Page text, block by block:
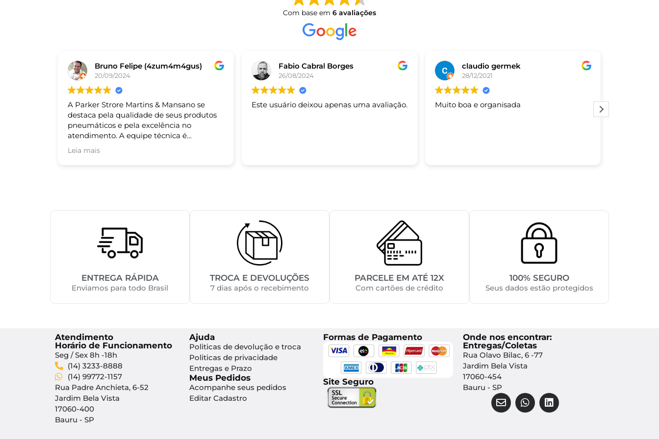
Com base em 6 avaliações
Bruno Felipe (4zum4m4gus)
20/09/2024
A Parker Strore Martins & Mansano se
destaca pela qualidade de seus produtos
pneumáticos e pela excelência no
atendimento. A equipe técnica é
altamente qualificada e sempre pronta
para auxiliar nas necessidades dos clientes.
Leia mais
Fabio Cabral Borges
26/08/2024
Este usuário deixou apenas uma avaliação.
claudio germek
28/12/2021
Muito boa e organisada
ENTREGA RÁPIDA
Enviamos para todo Brasil
TROCA E DEVOLUÇÕES
7 dias após o recebimento
PARCELE EM ATÉ 12X
Com cartões de crédito
100% SEGURO
Seus dados estão protegidos
Atendimento
Horário de Funcionamento
Seg / Sex 8h -18h
(14) 3233-8888
(14) 99772-1157
Rua Padre Anchieta, 6-52
Jardim Bela Vista
17060-400
Bauru - SP
Ajuda
Politicas de devolução e troca
Politicas de privacidade
Entregas e Prazo
Meus Pedidos
Acompanhe seus pedidos
Editar Cadastro
Formas de Pagamento
Site Seguro
Onde nos encontrar:
Entregas/Coletas
Rua Olavo Bilac, 6 -77
Jardim Bela Vista
17060-454
Bauru - SP